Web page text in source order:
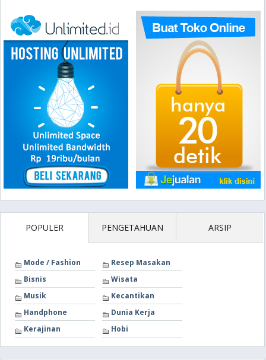
POPULER PENGETAHUAN ARSIP
Mode / Fashion
Resep Masakan
Bisnis
Wisata
Musik
Kecantikan
Handphone
Dunia Kerja
Kerajinan
Hobi